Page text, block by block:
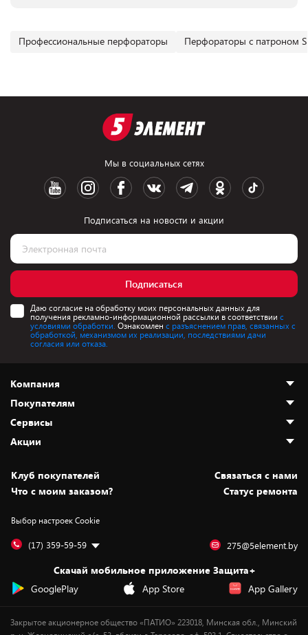
Профессиональные перфораторы Перфораторы с патроном
Мы в социальных сетях
Подписаться на новости и акции
Подписаться
Даю согласие на обработку моих персональных данных для
получения рекламно-информационной рассылки в соответствии с
условиями обработки. Ознакомлен с разъяснением прав, связанных с
обработкой, механизмом их реализации, последствиями дачи
согласия или отказа.
Компания
О нас
Адреса магазинов
Новости
Статьи и обзоры
Вакансии
Дай пять добру!
Покупателям
Как сделать заказ
Оплата и доставка
Безналичный расчёт
Обмен и возврат товара
Обработка персональных данных
Подарочные карты
Сервисы
Установка техники
Для игровых консолей
Для мобильных устройств
Для компьютеров
Сервисные центры
Акции
Скидки и промокоды
Белорусские товары
Бонусы
Оплата частями
Новинки
Клуб покупателей
Cвязаться с нами
Что с моим заказом?
Статус ремонта
Выбор настроек Cookie
(17) 359-59-59 275@5element.by
Скачай мобильное приложение Защита+
GooglePlay
App Store App Gallery
Закрытое акционерное общество «ПАТИО» 223018, Минская обл., Минский